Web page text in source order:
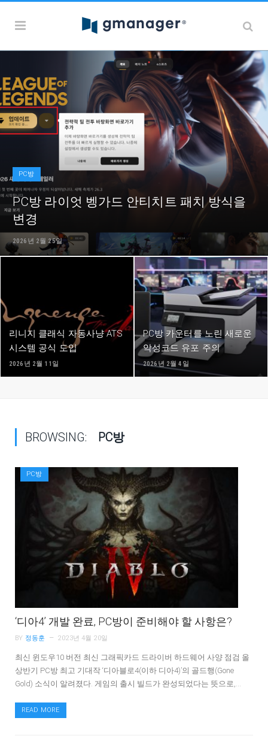
PC방
PC방 라이엇 벵가드 안티치트 패치 방식을
변경
2026년 2월 25일
리니지 클래식 자동사냥 ATS
시스템 공식 도입
2026년 2월 11일
PC방 카운터를 노린 새로운
악성코드 유포 주의
2026년 2월 4일
BROWSING: PC방
PC방
‘디아4’ 개발 완료, PC방이 준비해야 할 사항은?
BY 정동훈 2023년 4월 20일
최신 윈도우10 버전 최신 그래픽카드 드라이버 하드웨어 사양 점검 올
상반기 PC방 최고 기대작 ‘디아블로4(이하 디아4)’의 골드행(Gone
Gold) 소식이 알려졌다. 게임의 출시 빌드가 완성되었다는 뜻으로,…
READ MORE